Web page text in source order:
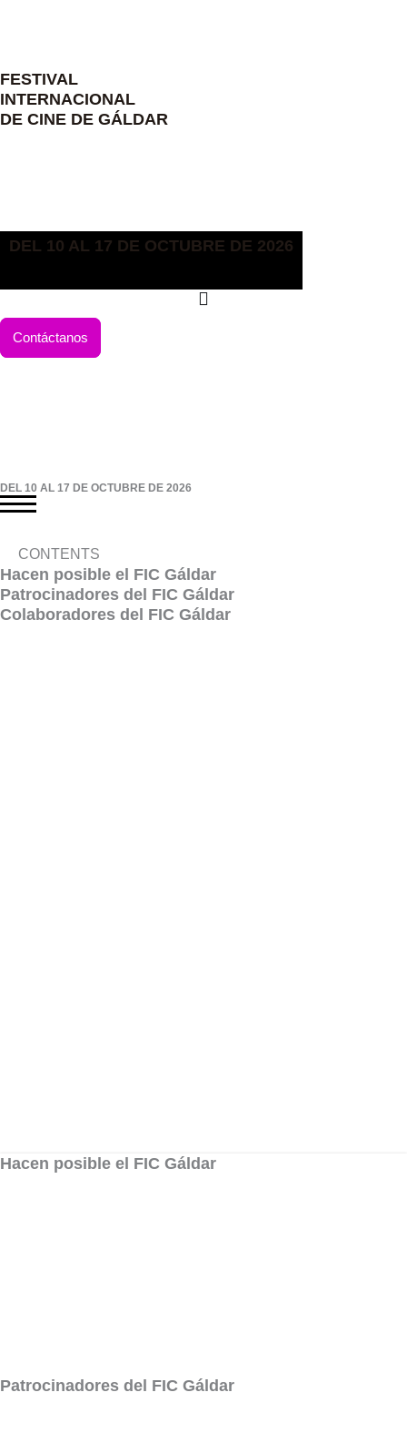
FESTIVAL
INTERNACIONAL
DE CINE DE GÁLDAR
DEL 10 AL 17 DE OCTUBRE DE 2026
Contáctanos
DEL 10 AL 17 DE OCTUBRE DE 2026
CONTENTS
Hacen posible el FIC Gáldar
Patrocinadores del FIC Gáldar​
Colaboradores del FIC Gáldar
Hacen posible el FIC Gáldar
Patrocinadores del FIC Gáldar